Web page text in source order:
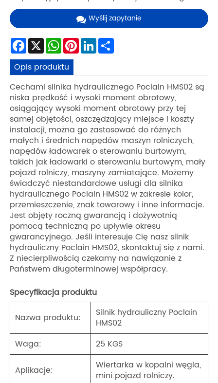
Wyślij zapytanie
Facebook
X WhatsApp
Pinterest
LinkedIn
Opis produktu
Cechami silnika hydraulicznego Poclain HMS02 są
niska prędkość i wysoki moment obrotowy,
osiągający wysoki moment obrotowy przy tej
samej objętości, oszczędzający miejsce i koszty
instalacji, można go zastosować do różnych
małych i średnich napędów maszyn rolniczych,
napędów ładowarek o sterowaniu burtowym,
takich jak ładowarki o sterowaniu burtowym, mały
pojazd rolniczy, maszyny zamiatające. Możemy
świadczyć niestandardowe usługi dla silnika
hydraulicznego Poclain HMS02 w zakresie kolor,
przemieszczenie, znak towarowy i inne informacje.
Jest objęty roczną gwarancją i dożywotnią
pomocą techniczną po upływie okresu
gwarancyjnego. Jeśli interesuje Cię nasz silnik
hydrauliczny Poclain HMS02, skontaktuj się z nami.
Z niecierpliwością czekamy na nawiązanie z
Państwem długoterminowej współpracy.
Specyfikacja produktu
Nazwa produktu:
Silnik hydrauliczny Poclain
HMS02
Waga:
25 KGS
Aplikacje:
Wiertarka w kopalni węgla,
mini pojazd rolniczy.